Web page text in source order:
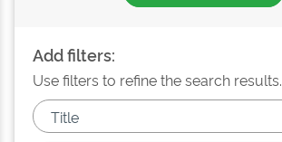
Add filters:
Use filters to refine the search results.